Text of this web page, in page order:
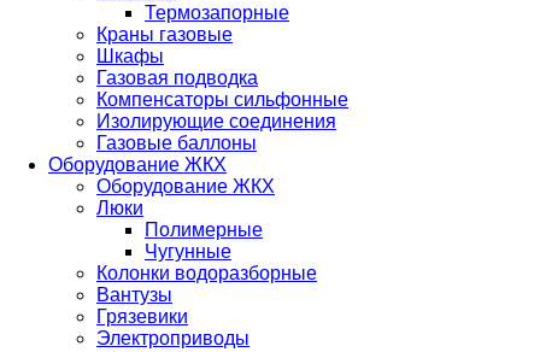
Термозапорные
Краны газовые
Шкафы
Газовая подводка
Компенсаторы сильфонные
Изолирующие соединения
Газовые баллоны
Оборудование ЖКХ
Оборудование ЖКХ
Люки
Полимерные
Чугунные
Колонки водоразборные
Вантузы
Грязевики
Электроприводы